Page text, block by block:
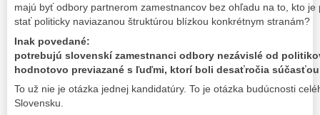
majú byť odbory partnerom zamestnancov bez ohľadu na to, kto
stať politicky naviazanou štruktúrou blízkou konkrétnym stranám?
Inak povedané:
potrebujú slovenskí zamestnanci odbory nezávislé od
hodnotovo previazané s ľuďmi, ktorí boli desaťročia
To už nie je otázka jednej kandidatúry. To je otázka budúcnosti
Slovensku.